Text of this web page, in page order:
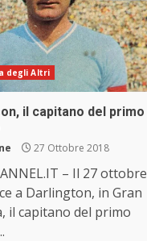
degli Altri
il capitano del primo
27 Ottobre 2018
– Il 27 ottobre
a Darlington, in Gran
il capitano del primo